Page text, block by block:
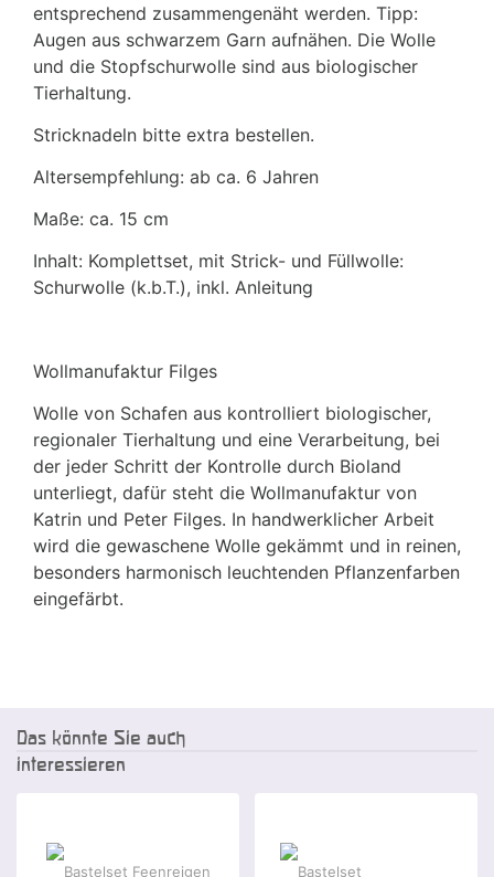
entsprechend zusammengenäht werden. Tipp:
Augen aus schwarzem Garn aufnähen. Die Wolle
und die Stopfschurwolle sind aus biologischer
Tierhaltung.
Stricknadeln bitte extra bestellen.
Altersempfehlung: ab ca. 6 Jahren
Maße: ca. 15 cm
Inhalt: Komplettset, mit Strick- und Füllwolle:
Schurwolle (k.b.T.), inkl. Anleitung
Wollmanufaktur Filges
Wolle von Schafen aus kontrolliert biologischer,
regionaler Tierhaltung und eine Verarbeitung, bei
der jeder Schritt der Kontrolle durch Bioland
unterliegt, dafür steht die Wollmanufaktur von
Katrin und Peter Filges. In handwerklicher Arbeit
wird die gewaschene Wolle gekämmt und in reinen,
besonders harmonisch leuchtenden Pflanzenfarben
eingefärbt.
Das könnte Sie auch
interessieren